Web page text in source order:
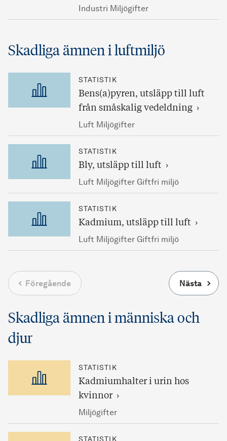
Industri Miljögifter
Skadliga ämnen i luftmiljö
STATISTIK
Bens(a)pyren, utsläpp till luft
från småskalig vedeldning
Luft Miljögifter
STATISTIK
Bly, utsläpp till luft
Luft Miljögifter Giftfri miljö
STATISTIK
Kadmium, utsläpp till luft
Luft Miljögifter Giftfri miljö
Föregående Nästa
Skadliga ämnen i människa och
djur
STATISTIK
Kadmiumhalter i urin hos
kvinnor
Miljögifter
STATISTIK